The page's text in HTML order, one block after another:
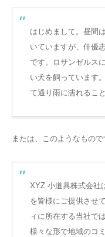
はじめまして。昼間
いていますが、俳優
です。ロサンゼルス
い犬を飼っています
て通り雨に濡れること
または、このようなもので
XYZ 小道具株式会社
を皆様にご提供させ
ィに所在する当社で
様々な形で地域のコ